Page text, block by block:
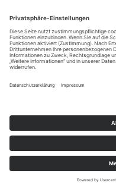
Publikationen
Publikationen
Journal